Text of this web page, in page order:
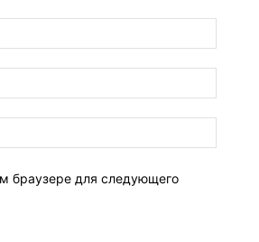
браузере для следующего